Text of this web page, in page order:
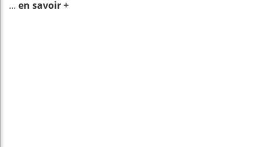
... en savoir +